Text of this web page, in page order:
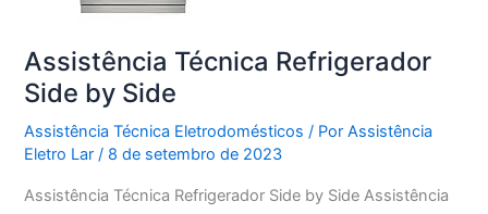
Assistência Técnica Refrigerador
Side by Side
Assistência Técnica Eletrodomésticos / PorAssistência
Eletro Lar/ 8 de setembro de 2023
Assistência Técnica Refrigerador Side by Side Assistência